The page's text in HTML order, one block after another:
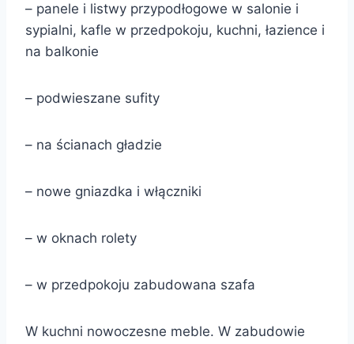
– panele i listwy przypodłogowe w salonie i
sypialni, kafle w przedpokoju, kuchni, łazience i
na balkonie
– podwieszane sufity
– na ścianach gładzie
– nowe gniazdka i włączniki
– w oknach rolety
– w przedpokoju zabudowana szafa
W kuchni nowoczesne meble. W zabudowie